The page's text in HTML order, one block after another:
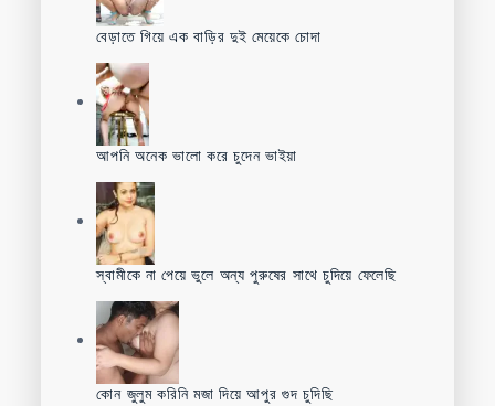
বেড়াতে গিয়ে এক বাড়ির দুই মেয়েকে চোদা
আপনি অনেক ভালো করে চুদেন ভাইয়া
স্বামীকে না পেয়ে ভুলে অন্য পুরুষের সাথে চুদিয়ে ফেলেছি
কোন জুলুম করিনি মজা দিয়ে আপুর গুদ চুদিছি